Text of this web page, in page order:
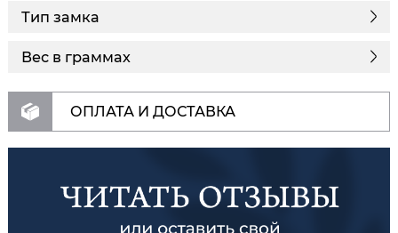
Тип замка
Вес в граммах
ОПЛАТА И ДОСТАВКА